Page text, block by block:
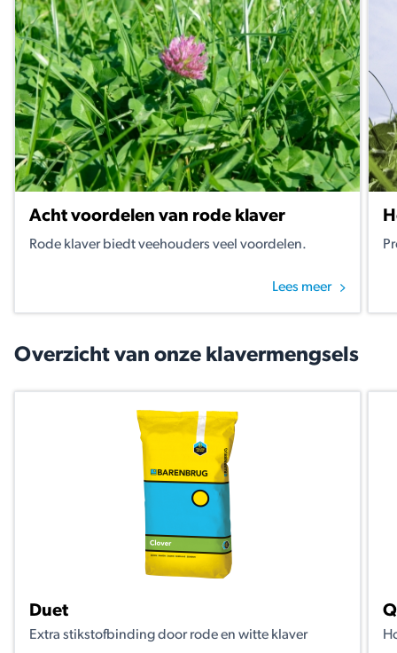
Acht voordelen van rode klaver
Rode klaver biedt veehouders veel voordelen.
Lees meer
Overzicht van onze klavermengsels
Duet
Extra stikstofbinding door rode en witte klaver